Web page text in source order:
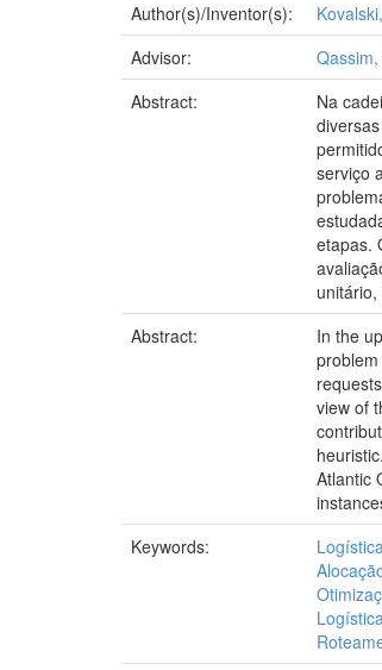
Author(s)/Inventor(s):
Advisor:
Abstract:
Na
serviço
etapas.
Abstract:
In the
view of
Atlantic
Keywords: